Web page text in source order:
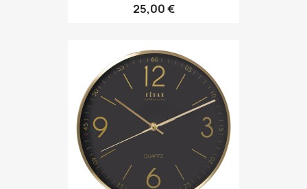
25,00 €